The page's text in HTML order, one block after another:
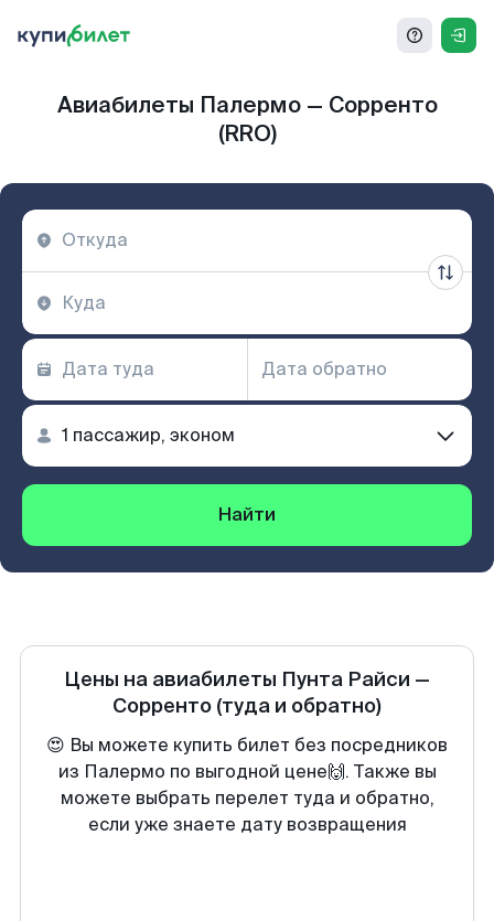
Авиабилеты Палермо — Сорренто
(RRO)
Найти
Цены на авиабилеты Пунта Райси —
Сорренто (туда и обратно)
😍 Вы можете купить билет без посредников
из Палермо по выгодной цене🙌. Также вы
можете выбрать перелет туда и обратно,
если уже знаете дату возвращения